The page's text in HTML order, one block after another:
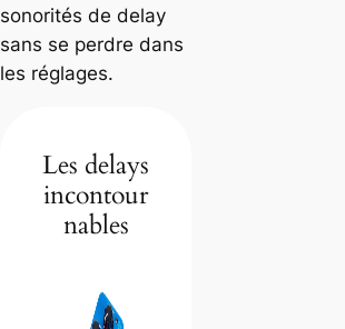
sonorités de delay
sans se perdre dans
les réglages.
Les delays
incontour
nables